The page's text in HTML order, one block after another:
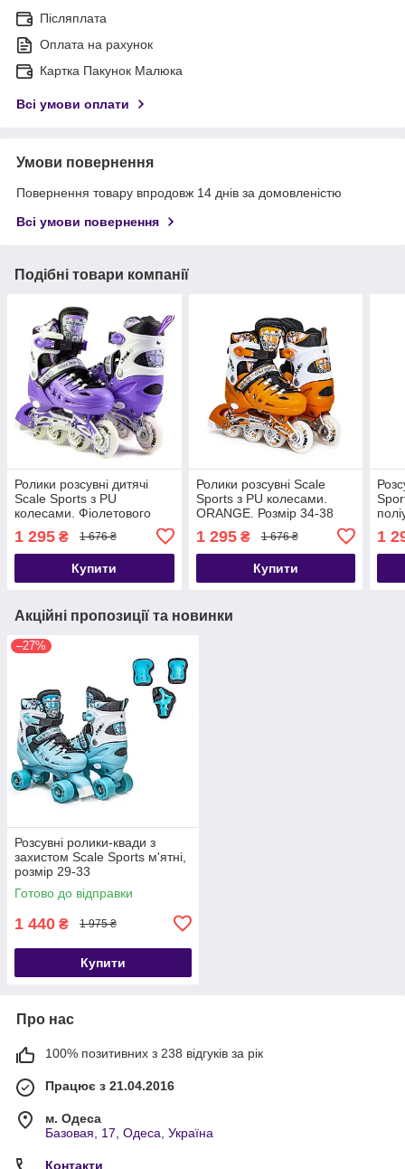
Післяплата
Оплата на рахунок
Картка Пакунок Малюка
Всі умови оплати
Умови повернення
Повернення товару впродовж 14 днів за домовленістю
Всі умови повернення
Подібні товари компанії
Ролики розсувні дитячі
Scale Sports з PU
колесами. Фіолетового
1 295 ₴ 1 676 ₴
Купити
Ролики розсувні Scale
Sports з PU колесами.
ORANGE. Розмір 34-38
1 295₴ 1 676 ₴
Купити
1
Акційні пропозиції та новинки
–27%
Розсувні ролики-квади з
захистом Scale Sports м'ятні,
розмір 29-33
Готово до відправки
1 440 ₴ 1 975 ₴
Купити
Про нас
100% позитивних з 238 відгуків за рік
Працює з 21.04.2016
м. Одеса
Базовая, 17, Одеса, Україна
Контакти